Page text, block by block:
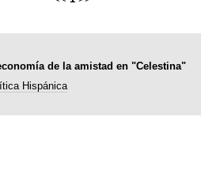
de la amistad en "Celestina"
Hispánica